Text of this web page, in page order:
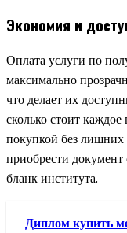
Экономия и
Оплата услуги по
максимально
что делает их
сколько стоит
покупкой без лишних
приобрести
бланк института.
Диплом купить